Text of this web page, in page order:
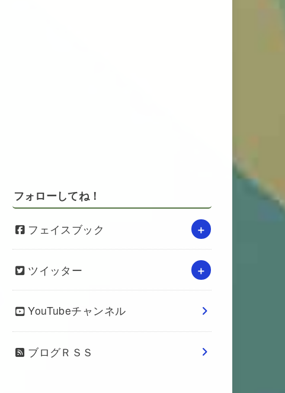
フォローしてね！
フェイスブック
ツイッター
YouTubeチャンネル
ブログＲＳＳ